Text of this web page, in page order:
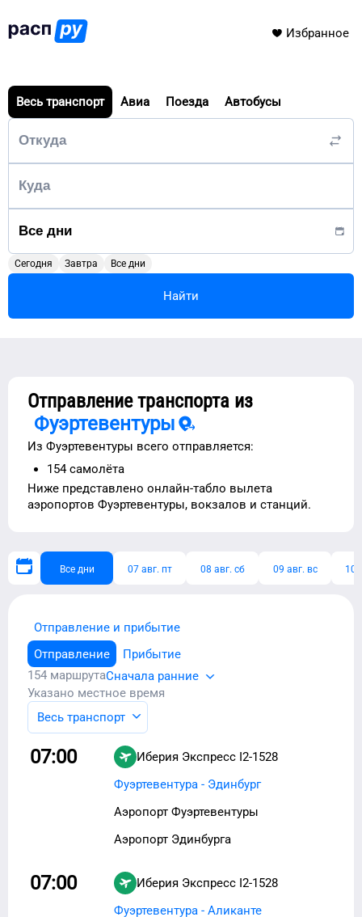
Избранное
Весь транспорт Авиа Поезда Автобусы
Сегодня Завтра Все дни
Найти
Отправление транспорта из
Фуэртевентуры
Из Фуэртевентуры всего отправляется:
154 самолёта
Ниже представлено онлайн-табло вылета
аэропортов Фуэртевентуры, вокзалов и станций.
Все дни 07 авг. пт 08 авг. сб 09 авг. вс 10
Отправление и прибытие
Отправление
Прибытие
154 маршрутаСначала ранние
Указано местное время
Весь транспорт
07:00 Иберия Экспресс I2-1528
Фуэртевентура - Эдинбург
Аэропорт Фуэртевентуры
Аэропорт Эдинбурга
07:00 Иберия Экспресс I2-1528
Фуэртевентура - Аликанте